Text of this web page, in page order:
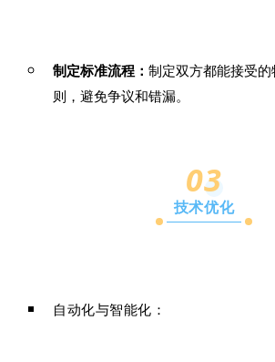
制定标准流程： 制定双方都能接受
则，避免争议和错漏。
03
技术优化
自动化与智能化：